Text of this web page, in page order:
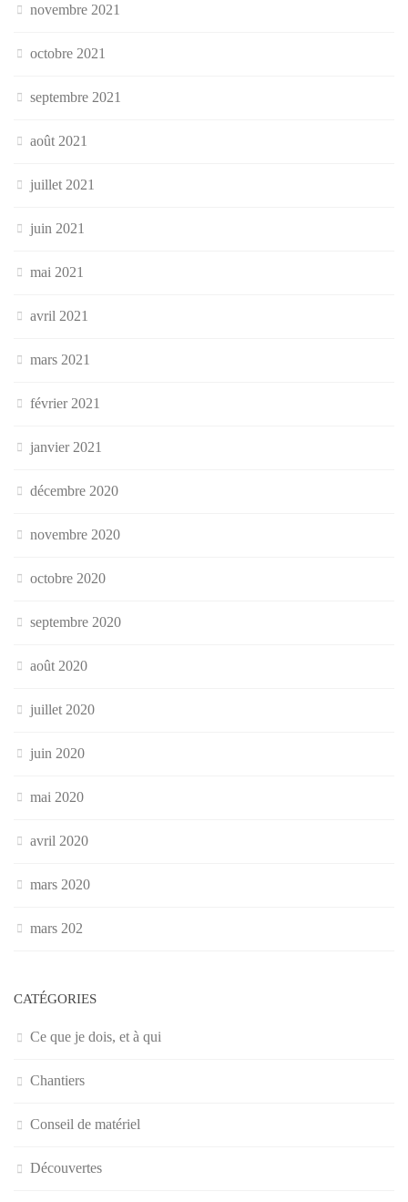
novembre 2021
octobre 2021
septembre 2021
août 2021
juillet 2021
juin 2021
mai 2021
avril 2021
mars 2021
février 2021
janvier 2021
décembre 2020
novembre 2020
octobre 2020
septembre 2020
août 2020
juillet 2020
juin 2020
mai 2020
avril 2020
mars 2020
mars 202
CATÉGORIES
Ce que je dois, et à qui
Chantiers
Conseil de matériel
Découvertes